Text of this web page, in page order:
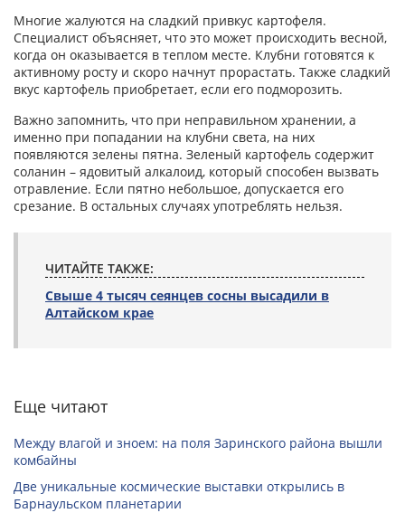
Многие жалуются на сладкий привкус картофеля.
Специалист объясняет, что это может происходить весной,
когда он оказывается в теплом месте. Клубни готовятся к
активному росту и скоро начнут прорастать. Также сладкий
вкус картофель приобретает, если его подморозить.
Важно запомнить, что при неправильном хранении, а
именно при попадании на клубни света, на них
появляются зелены пятна. Зеленый картофель содержит
соланин – ядовитый алкалоид, который способен вызвать
отравление. Если пятно небольшое, допускается его
срезание. В остальных случаях употреблять нельзя.
ЧИТАЙТЕ ТАКЖЕ:
Свыше 4 тысяч сеянцев сосны высадили в
Алтайском крае
Еще читают
Между влагой и зноем: на поля Заринского района вышли
комбайны
Две уникальные космические выставки открылись в
Барнаульском планетарии